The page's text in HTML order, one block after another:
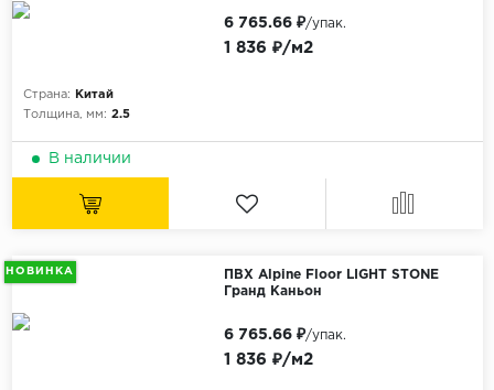
Польша
Франция
Страна:
Китай
Толщина, мм: 2.5
1 836 ₽/м2
6 765.66 ₽/упак.
В наличии
НОВИНКА
ПВХ Alpine Floor LIGHT STONE
Гранд Каньон
1 836 ₽/м2
6 765.66 ₽/упак.